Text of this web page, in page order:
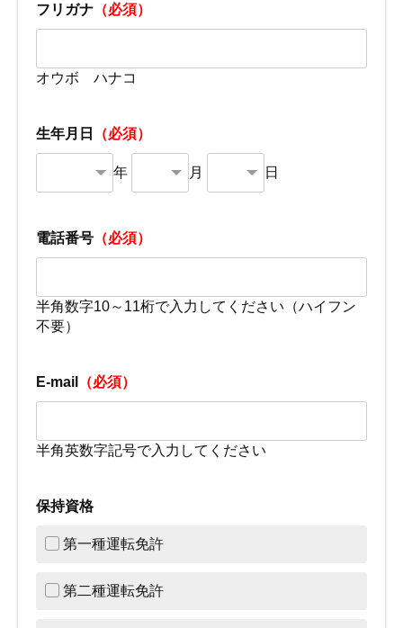
フリガナ （必須）
オウボ ハナコ
生年月日 （必須）
年 月 日
電話番号 （必須）
半角数字10～11桁で入力してください（ハイフン
不要）
E-mail （必須）
半角英数字記号で入力してください
保持資格
第一種運転免許
第二種運転免許